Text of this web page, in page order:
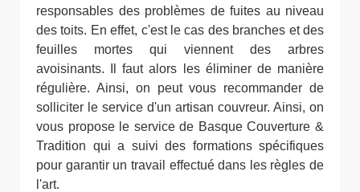
responsables des problèmes de fuites au niveau
des toits. En effet, c'est le cas des branches et des
feuilles mortes qui viennent des arbres
avoisinants. Il faut alors les éliminer de manière
régulière. Ainsi, on peut vous recommander de
solliciter le service d'un artisan couvreur. Ainsi, on
vous propose le service de Basque Couverture &
Tradition qui a suivi des formations spécifiques
pour garantir un travail effectué dans les règles de
l'art.